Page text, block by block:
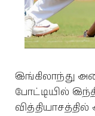
இங்கிலாந்து
போட்டியில்